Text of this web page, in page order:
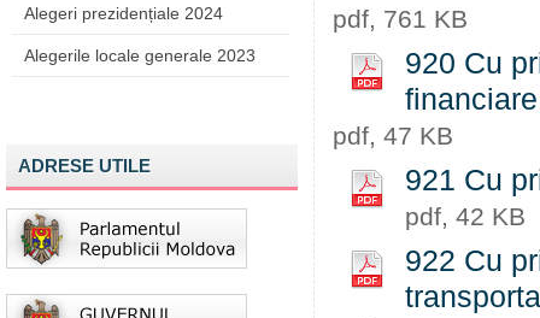
Alegeri prezidențiale 2024
Alegerile locale generale 2023
ADRESE UTILE
pdf, 761 KB
920 Cu
pdf, 47 KB
921 Cu
pdf, 42 KB
922 Cu